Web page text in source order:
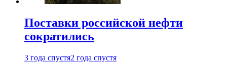
Поставки российской нефти
сократились
3 года спустя2 года спустя